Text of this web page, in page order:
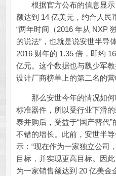
根据官方公布的信息显示
额达到 14 亿美元，约合人民
“两年时间（2016 年从 NXP
的说法”，也就是说安世半导
2016 财年的 1.35 倍，即约
亿元。这个数据也与魏少军
设计厂商榜单上的第二名的营
那么安世今年的情况如何
标准器件，所以受行业下滑
泰并购后，受益于“国产替代
不错的增长。此前，安世半
示：“现在作为一家独立公司
目标，并实现更高目标。因
为一家销售额达到 20 亿美金